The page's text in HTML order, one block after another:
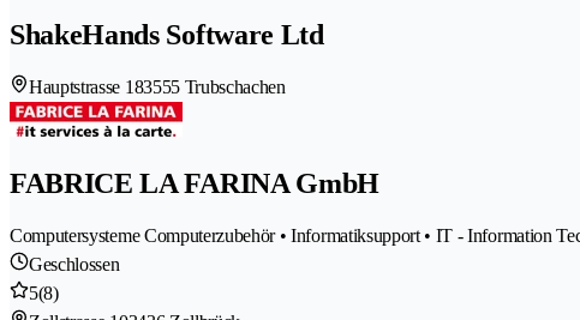
ShakeHands Software Ltd
Hauptstrasse 183555 Trubschachen
FABRICE LA FARINA GmbH
Computersysteme Computerzubehör • Informatiksupport • IT - Information
Geschlossen
5(8)